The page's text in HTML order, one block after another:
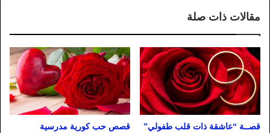
مقالات ذات صلة
قصــة “عاشقة ذات قلب طفولي”
قصص حب كورية مدرسية